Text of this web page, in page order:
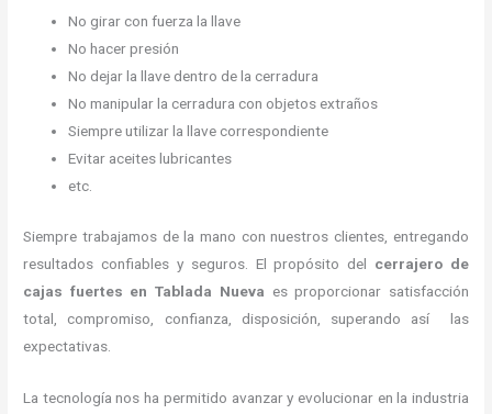
No girar con fuerza la llave
No hacer presión
No dejar la llave dentro de la cerradura
No manipular la cerradura con objetos extraños
Siempre utilizar la llave correspondiente
Evitar aceites lubricantes
etc.
Siempre trabajamos de la mano con nuestros clientes, entregando
resultados confiables y seguros. El propósito del cerrajero de
cajas fuertes en Tablada Nueva es proporcionar satisfacción
total, compromiso, confianza, disposición, superando así las
expectativas.
La tecnología nos ha permitido avanzar y evolucionar en la industria